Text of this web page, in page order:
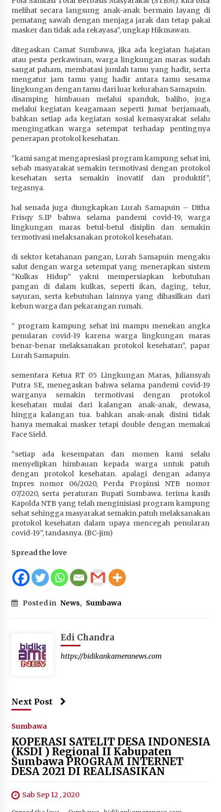
4 minggu ago
melihat secara langsung anak-anak bermain layang di
pematang sawah dengan menjaga jarak dan tetap pakai
masker dan tidak ada rekayasa”, ungkap Hikmawan.
ditegaskan Camat Sumbawa, jika ada kegiatan hajatan
atau pesta perkawinan, warga lingkungan maras sudah
sangat paham, membatasi jumlah tamu yang hadir, serta
mengatur jam tamu yang hadir antara tamu sesama
lingkungan dengan tamu dari luar kelurahan Samapuin.
disamping himbauan melalui spanduk, baliho, juga
melalui kegiatan keagamaan seperti Jumat berjamaah,
bahkan setiap ada kegiatan sosial kemasyarakat selalu
mengingatkan warga setempat terhadap pentingnya
penerapan protokol kesehatan.
“kami sangat mengapresiasi program kampung sehat ini,
sebab masyarakat semakin termotivasi dengan protokol
kesehatan serta semakin inovatif dan produktif”,
tegasnya.
hal senada juga diungkapkan Lurah Samapuin – Ditha
Frisqy S.IP bahwa selama pandemi covid-19, warga
lingkungan maras betul-betul disiplin dan semakin
termotivasi melaksanakan protokol kesehatan.
di sektor ketahanan pangan, Lurah Samapuin mengaku
salut dengan warga setempat yang menerapkan sistem
“Kulkas Hidup” yakni mempersiapkan kebutuhan
pangan di dalam kulkas, seperti ikan, daging, telur,
sayuran, serta kebutuhan lainnya yang dihasilkan dari
kebun warga dan pekarangan rumah.
” program kampung sehat ini mampu menekan angka
penularan covid-19 karena warga lingkungan maras
benar-benar melaksanakan protokol kesehatan”, papar
Lurah Samapuin.
sementara Ketua RT 05 Lingkungan Maras, Juliansyah
Putra SE, menegaskan bahwa selama pandemi covid-19
warganya semakin termotivasi dengan protokol
kesehatan mulai dari kalangan anak-anak, dewasa,
hingga kalangan tua. bahkan anak-anak disini tidak
hanya memakai masker tetapi double dengan memakai
Face Sield.
“setiap ada kesempatan dan momen kami selalu
menyelipkan himbauan kepada warga untuk patuh
dengan protokol kesehatan. apalagi dengan adanya
Inpres nomor 06/2020, Perda Propinsi NTB nomor
07/2020, serta peraturan Bupati Sumbawa. terima kasih
Kapolda NTB yang telah menginisiasi program kampung
sehat sehingga masyarakat semakin.patuh melaksanakan
protokol kesehatan dalam upaya mencegah penularan
covid-19”, tandasnya. (BC-jim)
Spread the love
Posted in News, Sumbawa
Edi Chandra
https://bidikankameranews.com
Next Post
Sumbawa
KOPERASI SATELIT DESA INDONESIA
(KSDI ) Regional II Kabupaten
Sumbawa PROGRAM INTERNET
DESA 2021 DI REALISASIKAN
Sab Sep 12 , 2020